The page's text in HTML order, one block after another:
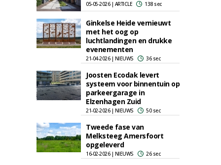
05-05-2026 | ARTICLE 138 sec
Ginkelse Heide vernieuwt
met het oog op
luchtlandingen en drukke
evenementen
21-04-2026 | NIEUWS 36 sec
Joosten Ecodak levert
systeem voor binnentuin op
parkeergarage in
Elzenhagen Zuid
21-02-2026 | NIEUWS 50 sec
Tweede fase van
Melksteeg Amersfoort
opgeleverd
16-02-2026 | NIEUWS 26 sec